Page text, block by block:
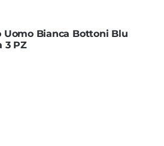
Uomo Bianca Bottoni Blu
3 PZ